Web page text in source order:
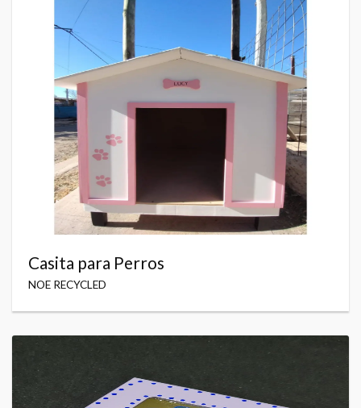
Casita para Perros
NOE RECYCLED